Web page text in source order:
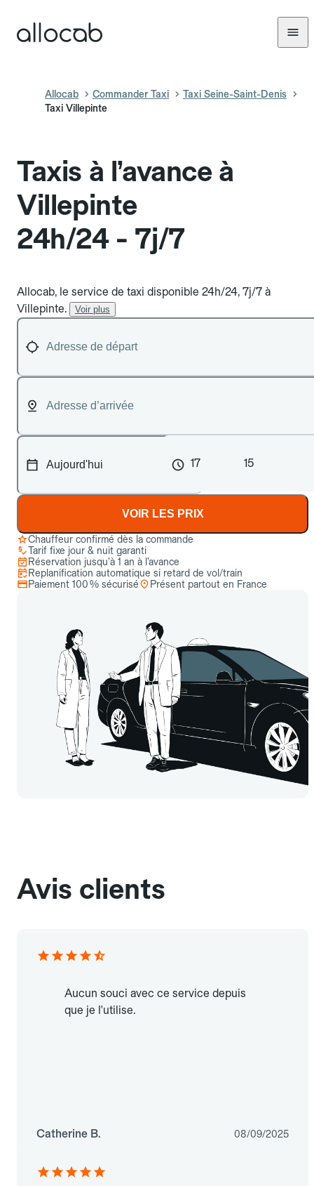
Allocab Commander Taxi
Taxi Seine-Saint-Denis
Taxi Villepinte
Taxis à l’avance à
Villepinte
24h/24 - 7j/7
Allocab, le service de taxi disponible 24h/24, 7j/7 à
Villepinte.
Voir plus
17 15
VOIR LES PRIX
Chauffeur confirmé dès la commande
Tarif fixe jour & nuit garanti
Réservation jusqu’à 1 an à l’avance
Replanification automatique si retard de vol/train
Paiement 100 % sécurisé
Présent partout en France
Avis clients
Aucun souci avec ce service depuis
que je l'utilise.
Catherine B. 08/09/2025